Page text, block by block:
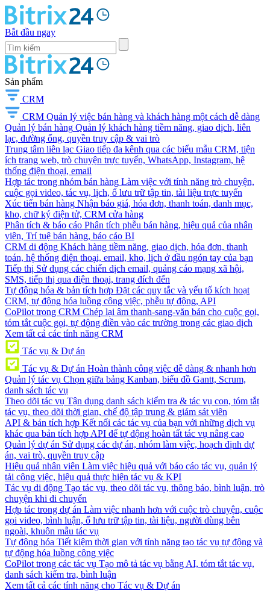
Bắt đầu ngay
Sản phẩm
CRM
CRM Quản lý việc bán hàng và khách hàng một cách dễ dàng
Quản lý bán hàng Quản lý khách hàng tiềm năng, giao dịch, liên
lạc, đường ống, quyền truy cập & vai trò
Trung tâm liên lạc Giao tiếp đa kênh qua các biểu mẫu CRM, tiện
ích trang web, trò chuyện trực tuyến, WhatsApp, Instagram, hệ
thống điện thoại, email
Hợp tác trong nhóm bán hàng Làm việc với tính năng trò chuyện,
cuộc gọi video, tác vụ, lịch, ổ lưu trữ tập tin, tài liệu trực tuyến
Xúc tiến bán hàng Nhận báo giá, hóa đơn, thanh toán, danh mục,
kho, chữ ký điện tử, CRM cửa hàng
Phân tích & báo cáo Phân tích phễu bán hàng, hiệu quả của nhân
viên, Trí tuệ bán hàng, báo cáo BI
CRM di động Khách hàng tiềm năng, giao dịch, hóa đơn, thanh
toán, hệ thống điện thoại, email, kho, lịch ở đầu ngón tay của bạn
Tiếp thị Sử dụng các chiến dịch email, quảng cáo mạng xã hội,
SMS, tiếp thị qua điện thoại, trang đích đến
Tự động hóa & bản tích hợp Đặt các quy tắc và yếu tố kích hoạt
CRM, tự động hóa luồng công việc, phễu tự động, API
CoPilot trong CRM Chép lại âm thanh-sang-văn bản cho cuộc gọi,
tóm tắt cuộc gọi, tự động điền vào các trường trong các giao dịch
Xem tất cả các tính năng CRM
Tác vụ & Dự án
Tác vụ & Dự án Hoàn thành công việc dễ dàng & nhanh hơn
Quản lý tác vụ Chọn giữa bảng Kanban, biểu đồ Gantt, Scrum,
danh sách tác vụ
Theo dõi tác vụ Tận dụng danh sách kiểm tra & tác vụ con, tóm tắt
tác vụ, theo dõi thời gian, chế độ tập trung & giám sát viên
API & bản tích hợp Kết nối các tác vụ của bạn với những dịch vụ
khác qua bản tích hợp API để tự động hoàn tất tác vụ nâng cao
Quản lý dự án Sử dụng các dự án, nhóm làm việc, hoạch định dự
án, vai trò, quyền truy cập
Hiệu quả nhân viên Làm việc hiệu quả với báo cáo tác vụ, quản lý
tải công việc, hiệu quả thực hiện tác vụ & KPI
Tác vụ di động Tạo tác vụ, theo dõi tác vụ, thông báo, bình luận, trò
chuyện khi di chuyển
Hợp tác trong dự án Làm việc nhanh hơn với cuộc trò chuyện, cuộc
gọi video, bình luận, ổ lưu trữ tập tin, tài liệu, người dùng bên
ngoài, khuôn mẫu tác vụ
Tự động hóa Tiết kiệm thời gian với tính năng tạo tác vụ tự động và
tự động hóa luồng công việc
CoPilot trong các tác vụ Tạo mô tả tác vụ bằng AI, tóm tắt tác vụ,
danh sách kiểm tra, bình luận
Xem tất cả các tính năng cho Tác vụ & Dự án